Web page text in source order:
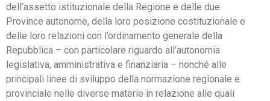
dell’assetto istituzionale della Regione e delle due
Province autonome, della loro posizione costituzionale e
delle loro relazioni con l’ordinamento generale della
Repubblica – con particolare riguardo all’autonomia
legislativa, amministrativa e finanziaria – nonché alle
principali linee di sviluppo della normazione regionale e
provinciale nelle diverse materie in relazione alle quali